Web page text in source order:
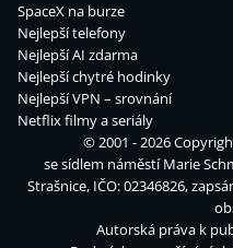
SpaceX na burze
Nejlepší telefony
Nejlepší AI zdarma
Nejlepší chytré hodinky
Nejlepší VPN – srovnání
Netflix filmy a seriály
© 2001 - 2026
se sídlem náměstí Marie
Strašnice, IČO: 02346826,
Autorská práva k